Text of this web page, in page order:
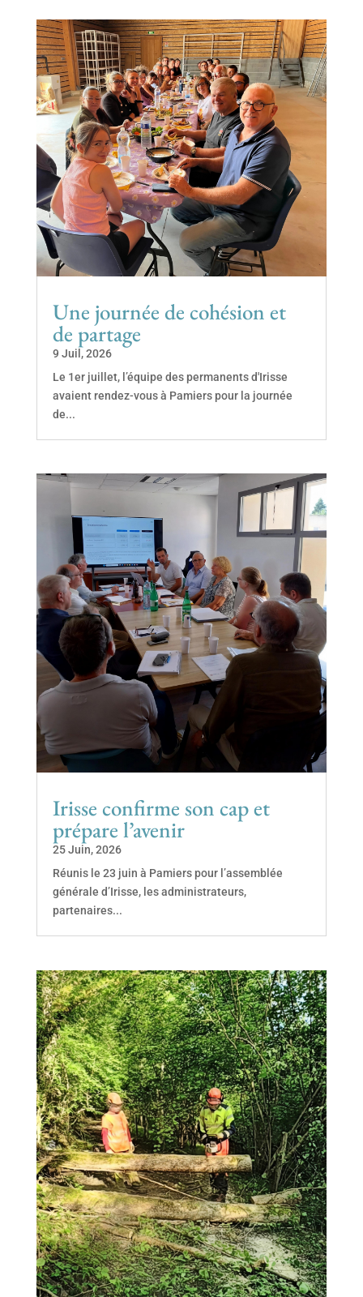
Une journée de cohésion et
de partage
9 Juil, 2026
Le 1er juillet, l’équipe des permanents d'Irisse
avaient rendez-vous à Pamiers pour la journée
de...
Irisse confirme son cap et
prépare l’avenir
25 Juin, 2026
Réunis le 23 juin à Pamiers pour l’assemblée
générale d’Irisse, les administrateurs,
partenaires...